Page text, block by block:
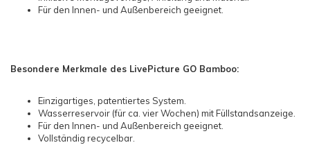
Für den Innen- und Außenbereich geeignet.
Besondere Merkmale des LivePicture GO Bamboo:
Einzigartiges, patentiertes System.
Wasserreservoir (für ca. vier Wochen) mit Füllstandsanzeige.
Für den Innen- und Außenbereich geeignet.
Vollständig recycelbar.